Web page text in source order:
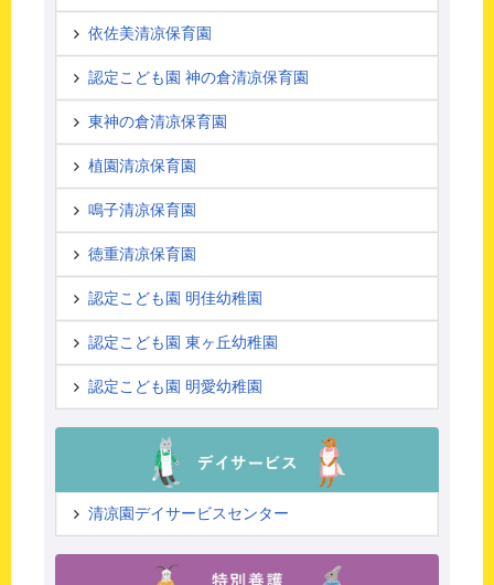
依佐美清凉保育園
認定こども園 神の倉清凉保育園
東神の倉清凉保育園
植園清凉保育園
鳴子清凉保育園
徳重清凉保育園
認定こども園 明佳幼稚園
認定こども園 東ヶ丘幼稚園
認定こども園 明愛幼稚園
清凉園デイサービスセンター